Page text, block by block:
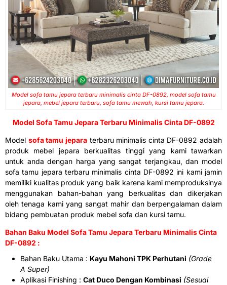
Model sofa tamu jepara terbaru minimalis cinta DF-0892, model sofa tamu
jepara, mebel jepara terbaru, sofa tamu mewah, kursi tamu jepara.
Model Sofa Tamu JeparaTerbaru Minimalis Cinta DF-0892
Model sofa tamu jeparaterbaru minimalis cinta DF-0892 adalah
produk mebel jepara berkualitas tinggi yang kami tawarkan
untuk anda dengan harga yang sangat terjangkau, dan model
sofa tamu jepara terbaru minimalis cinta DF-0892 ini kami jamin
memiliki kualitas produk yang baik karena kami memproduksinya
menggunakan bahan-bahan yang berkualitas dan dikerjakan
oleh tenaga kami yang sangat mahir dan berpengalaman dalam
bidang pembuatan produk mebel sofa dan kursi tamu.
Bahan Baku Model Sofa Tamu Jepara Terbaru Minimalis Cinta
DF-0892 :
Bahan Baku Utama : Kayu Mahoni TPK Perhutani (Grade
A Super)
Aplikasi Finishing : Cat Duco Dengan Kombinasi (Sesuai